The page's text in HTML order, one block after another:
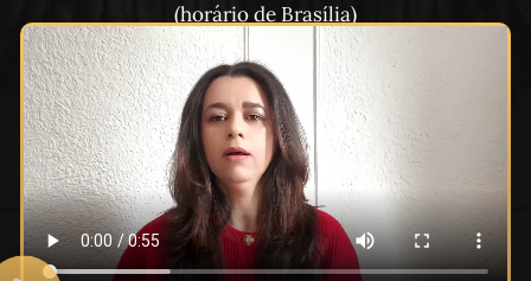
(horário de Brasília)